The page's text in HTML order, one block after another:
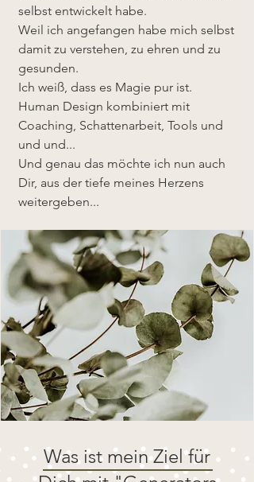
selbst entwickelt habe.
Weil ich angefangen habe mich selbst
damit zu verstehen, zu ehren und zu
gesunden.
Ich weiß, dass es Magie pur ist.
Human Design kombiniert mit
Coaching, Schattenarbeit, Tools und
und und...
Und genau das möchte ich nun auch
Dir, aus der tiefe meines Herzens
weitergeben...
Was ist mein Ziel für